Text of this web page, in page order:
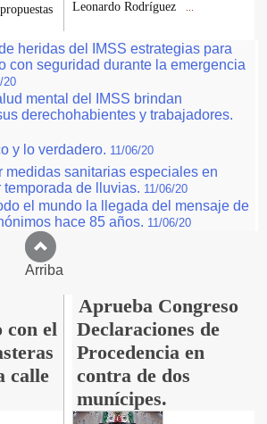
Leonardo Rodríguez
heridas del IMSS estrategias para
con seguridad durante la emergencia
20
mental del IMSS brindan
derechohabientes y trabajadores.
y lo verdadero. 11/06/20
medidas sanitarias especiales en
de lluvias. 11/06/20
el mundo la llegada del mensaje de
hace 85 años. 11/06/20
Arriba
con el
calle
Aprueba Congreso
Declaraciones de
Procedencia en
contra de dos
munícipes.